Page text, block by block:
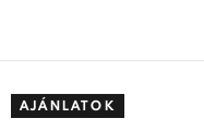
AJÁNLATOK